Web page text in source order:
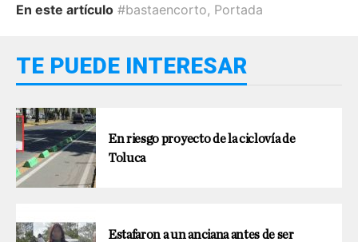
En este artículo #bastaencorto, Portada
TE PUEDE INTERESAR
En riesgo proyecto de la ciclovía de
Toluca
Estafaron a un anciana antes de ser